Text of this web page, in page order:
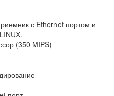
с Ethernet портом и
(350 MIPS)